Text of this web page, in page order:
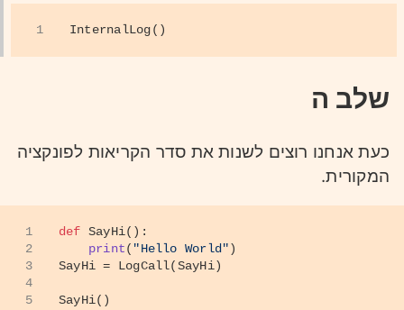
1 InternalLog()
שלב ה
כעת אנחנו רוצים לשנות את סדר הקריאות לפונקציה
המקורית.
1
2
3
4
5
def SayHi():
print( "Hello World")
SayHi = LogCall(SayHi)
SayHi()